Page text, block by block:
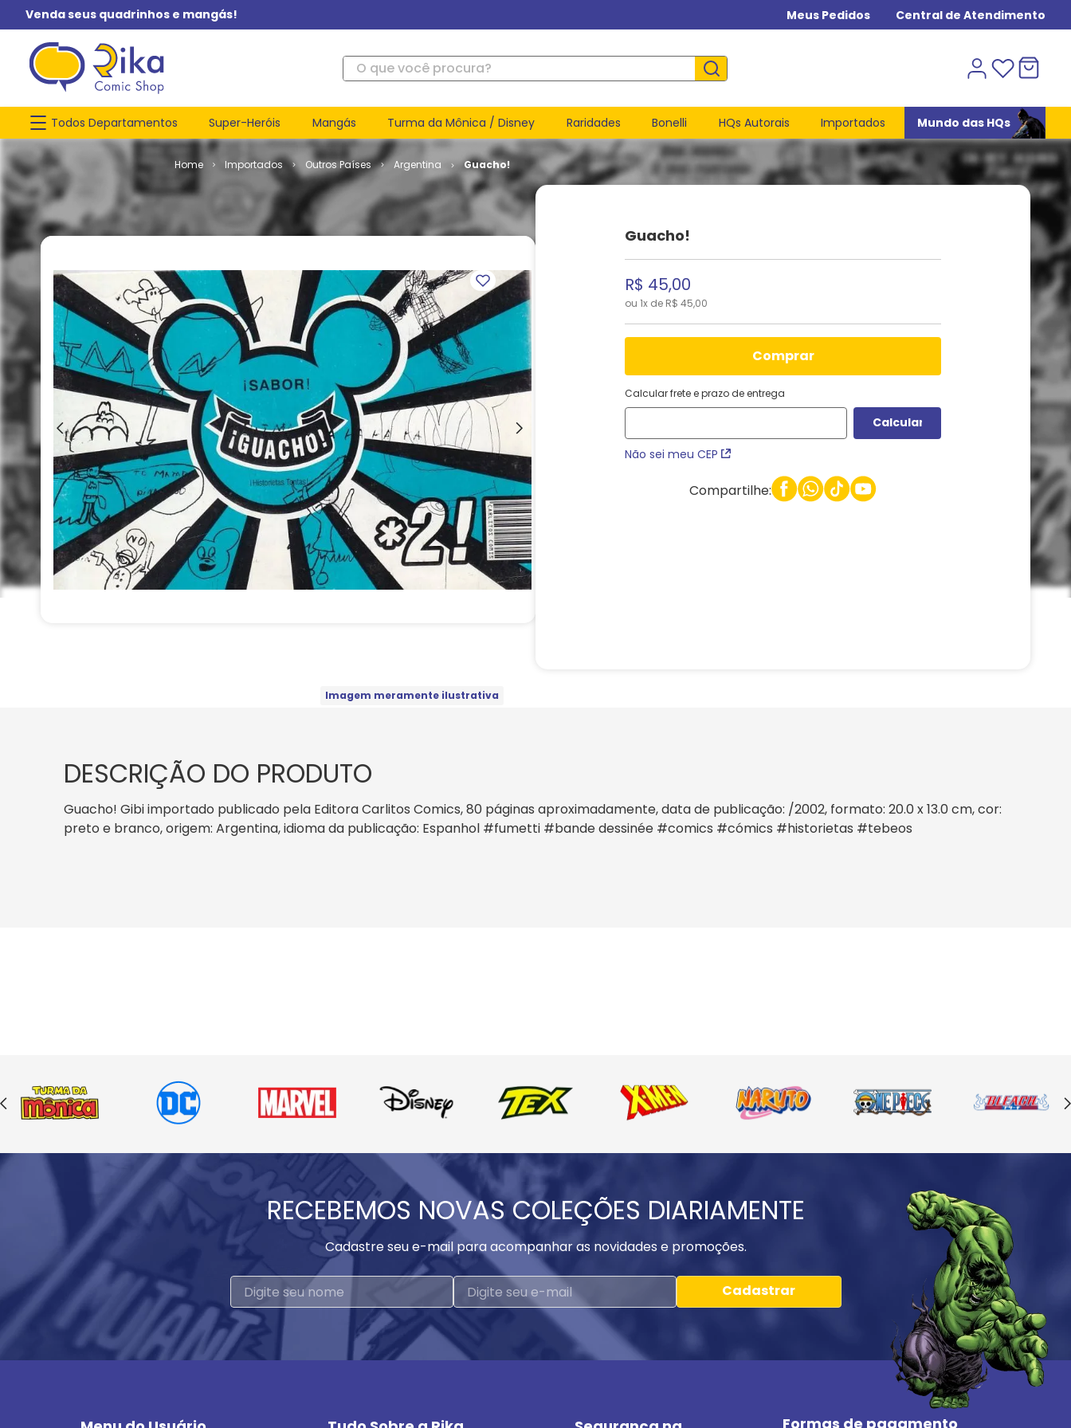
Venda seus quadrinhos e mangás! Meus Pedidos Central de Atendimento
O que você procura?
Todos Departamentos Super-Heróis Mangás Turma da Mônica / Disney Raridades Bonelli HQs Autorais Importados Mundo das HQs
Importados Outros Países Argentina Guacho!
Imagem meramente ilustrativa
Guacho!
R$ 45,00
ou 1x de R$ 45,00
comprar
Calcular frete e prazo de entrega
Não sei meu CEP
Compartilhe:
DESCRIÇÃO DO PRODUTO
Guacho! Gibi importado publicado pela Editora Carlitos Comics, 80 páginas aproximadamente, data de publicação: /2002, formato: 20.0 x 13.0 cm, cor:
preto e branco, origem: Argentina, idioma da publicação: Espanhol #fumetti #bande dessinée #comics #cómics #historietas #tebeos
RECEBEMOS NOVAS COLEÇÕES DIARIAMENTE
Cadastre seu e-mail para acompanhar as novidades e promoções.
Cadastrar
Formas de pagamento